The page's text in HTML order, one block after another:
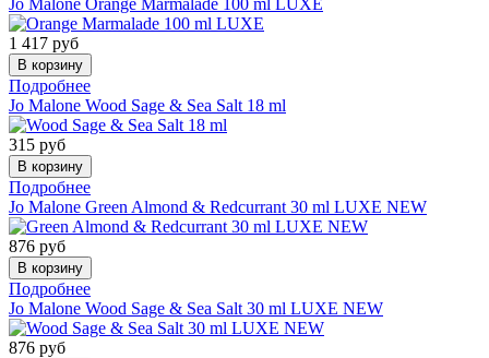
1 417 руб
Подробнее
Jo Malone Wood Sage & Sea Salt 18 ml
315 руб
Подробнее
Jo Malone Green Almond & Redcurrant 30 ml LUXE NEW
876 руб
Подробнее
Jo Malone Wood Sage & Sea Salt 30 ml LUXE NEW
876 руб